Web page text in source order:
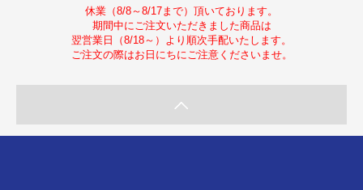
休業（8/8～8/17まで）頂いております。
期間中にご注文いただきました商品は
翌営業日（8/18～）より順次手配いたします。
ご注文の際はお日にちにご注意くださいませ。